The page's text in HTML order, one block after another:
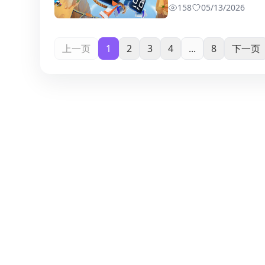
158 05/13/2026
上一页 1 2 3 4 ... 8 下一页